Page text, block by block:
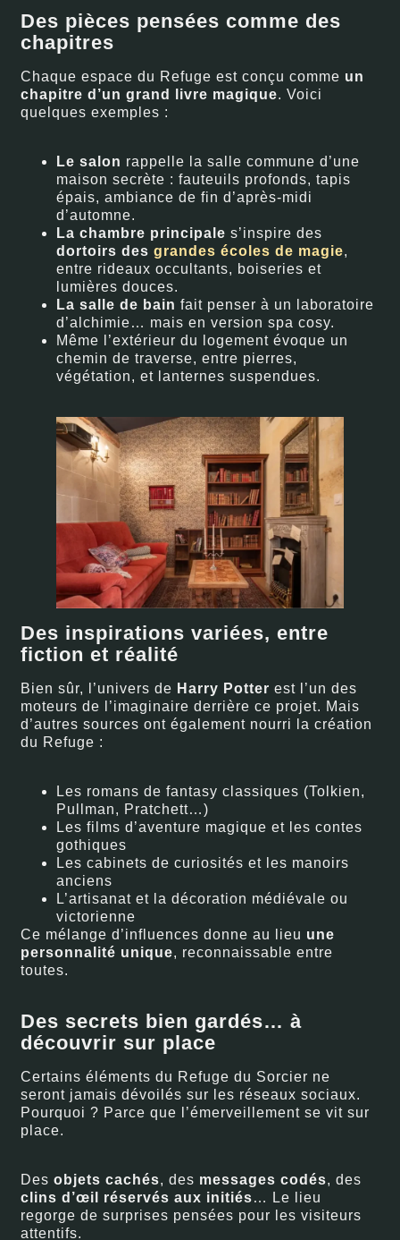
Des pièces pensées comme des
chapitres
Chaque espace du Refuge est conçu comme un
chapitre d’un grand livre magique. Voici
quelques exemples :
Le salon rappelle la salle commune d’une
maison secrète : fauteuils profonds, tapis
épais, ambiance de fin d’après-midi
d’automne.
La chambre principale s’inspire des
dortoirs desgrandes écoles de magie,
entre rideaux occultants, boiseries et
lumières douces.
La salle de bain fait penser à un laboratoire
d’alchimie… mais en version spa cosy.
Même l’extérieur du logement évoque un
chemin de traverse, entre pierres,
végétation, et lanternes suspendues.
Des inspirations variées, entre
fiction et réalité
Bien sûr, l’univers de Harry Potter est l’un des
moteurs de l’imaginaire derrière ce projet. Mais
d’autres sources ont également nourri la création
du Refuge :
Les romans de fantasy classiques (Tolkien,
Pullman, Pratchett…)
Les films d’aventure magique et les contes
gothiques
Les cabinets de curiosités et les manoirs
anciens
L’artisanat et la décoration médiévale ou
victorienne
Ce mélange d’influences donne au lieu une
personnalité unique, reconnaissable entre
toutes.
Des secrets bien gardés… à
découvrir sur place
Certains éléments du Refuge du Sorcier ne
seront jamais dévoilés sur les réseaux sociaux.
Pourquoi ? Parce que l’émerveillement se vit sur
place.
Desobjets cachés, des messages codés, des
clins d’œil réservés aux initiés… Le lieu
regorge de surprises pensées pour les visiteurs
attentifs.